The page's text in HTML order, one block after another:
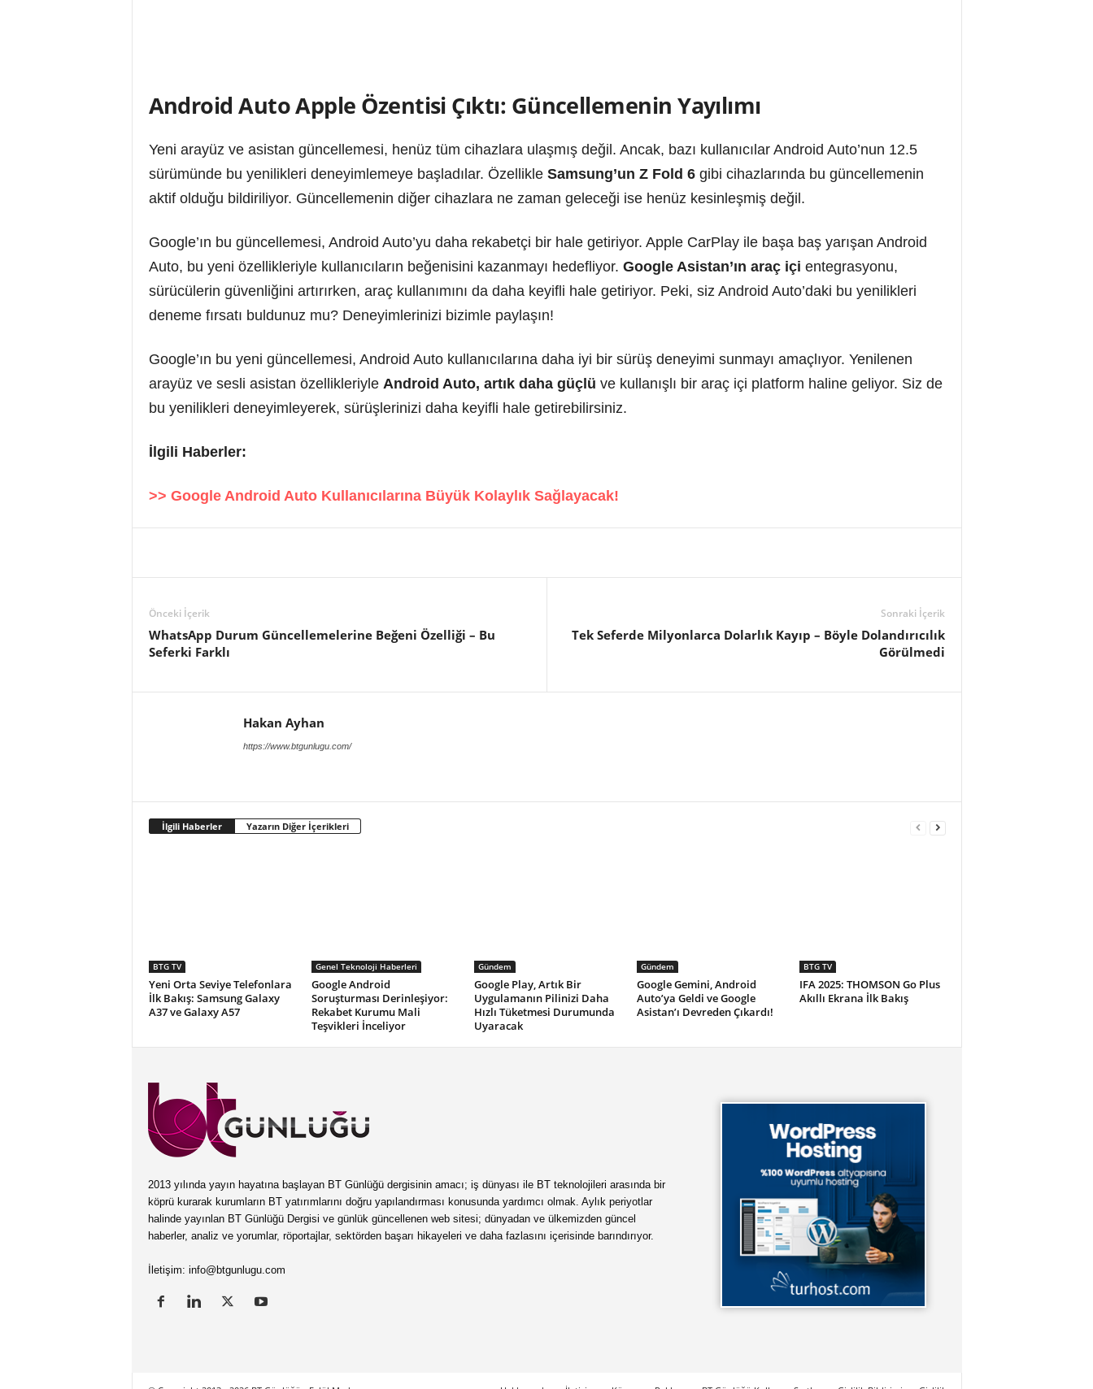
Android Auto Apple Özentisi Çıktı: Güncellemenin Yayılımı
Yeni arayüz ve asistan güncellemesi, henüz tüm cihazlara ulaşmış değil. Ancak, bazı kullanıcılar Android Auto’nun 12.5
sürümünde bu yenilikleri deneyimlemeye başladılar. Özellikle Samsung’un Z Fold 6gibi cihazlarında bu güncellemenin
aktif olduğu bildiriliyor. Güncellemenin diğer cihazlara ne zaman geleceği ise henüz kesinleşmiş değil.
Google’ın bu güncellemesi, Android Auto’yu daha rekabetçi bir hale getiriyor. Apple CarPlay ile başa baş yarışan Android
Auto, bu yeni özellikleriyle kullanıcıların beğenisini kazanmayı hedefliyor. Google Asistan’ın araç içi entegrasyonu,
sürücülerin güvenliğini artırırken, araç kullanımını da daha keyifli hale getiriyor. Peki, siz Android Auto’daki bu yenilikleri
deneme fırsatı buldunuz mu? Deneyimlerinizi bizimle paylaşın!
Google’ın bu yeni güncellemesi, Android Auto kullanıcılarına daha iyi bir sürüş deneyimi sunmayı amaçlıyor. Yenilenen
arayüz ve sesli asistan özellikleriyle Android Auto, artık daha güçlü ve kullanışlı bir araç içi platform haline geliyor. Siz de
bu yenilikleri deneyimleyerek, sürüşlerinizi daha keyifli hale getirebilirsiniz.
İlgili Haberler:
>> Google Android Auto Kullanıcılarına Büyük Kolaylık Sağlayacak!
Önceki İçerik
WhatsApp Durum Güncellemelerine Beğeni Özelliği – Bu
Seferki Farklı
Sonraki İçerik
Tek Seferde Milyonlarca Dolarlık Kayıp – Böyle Dolandırıcılık
Görülmedi
Hakan Ayhan
https://www.btgunlugu.com/
İlgili Haberler Yazarın Diğer İçerikleri
BTG TV
Yeni Orta Seviye Telefonlara
İlk Bakış: Samsung Galaxy
A37 ve Galaxy A57
Genel Teknoloji Haberleri
Google Android
Soruşturması Derinleşiyor:
Rekabet Kurumu Mali
Teşvikleri İnceliyor
Gündem
Google Play, Artık Bir
Uygulamanın Pilinizi Daha
Hızlı Tüketmesi Durumunda
Uyaracak
Gündem
Google Gemini, Android
Auto’ya Geldi ve Google
Asistan’ı Devreden Çıkardı!
BTG TV
IFA 2025: THOMSON Go Plus
Akıllı Ekrana İlk Bakış
2013 yılında yayın hayatına başlayan BT Günlüğü dergisinin amacı; iş dünyası ile BT teknolojileri arasında bir
köprü kurarak kurumların BT yatırımlarını doğru yapılandırması konusunda yardımcı olmak. Aylık periyotlar
halinde yayınlan BT Günlüğü Dergisi ve günlük güncellenen web sitesi; dünyadan ve ülkemizden güncel
haberler, analiz ve yorumlar, röportajlar, sektörden başarı hikayeleri ve daha fazlasını içerisinde barındırıyor.
İletişim: info@btgunlugu.com